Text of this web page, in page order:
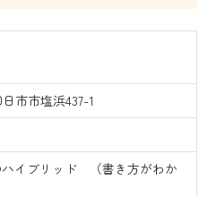
市市塩浜437-1
イブリッド （書き方がわか